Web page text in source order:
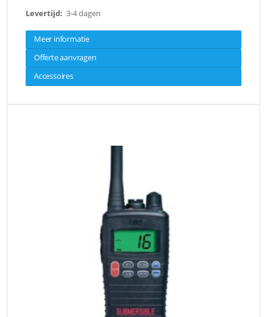
Levertijd: 3-4 dagen
Meer informatie
Offerte aanvragen
Accessoires